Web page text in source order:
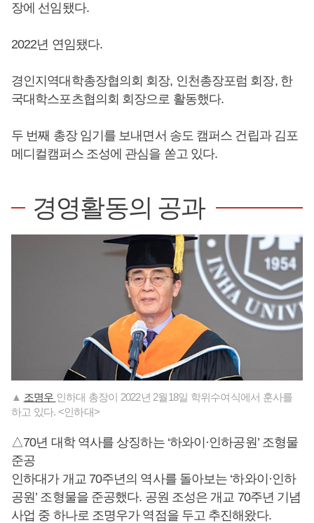
장에 선임됐다.
2022년 연임됐다.
경인지역대학총장협의회 회장, 인천총장포럼 회장, 한
국대학스포츠협의회 회장으로 활동했다.
두 번째 총장 임기를 보내면서 송도 캠퍼스 건립과 김포
메디컬캠퍼스 조성에 관심을 쏟고 있다.
경영활동의 공과
▲ 조명우 인하대 총장이 2022년 2월18일 학위수여식에서 훈사를
하고 있다. <인하대>
△70년 대학 역사를 상징하는 ‘하와이·인하공원’ 조형물
준공
인하대가 개교 70주년의 역사를 돌아보는 ‘하와이·인하
공원’ 조형물을 준공했다. 공원 조성은 개교 70주년 기념
사업 중 하나로 조명우가 역점을 두고 추진해왔다.